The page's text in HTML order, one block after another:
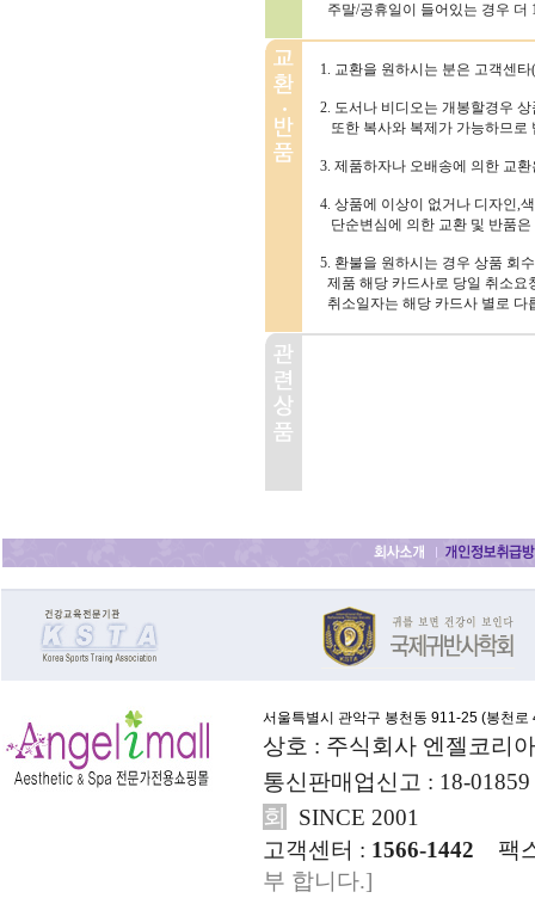
주말/공휴일이 들어있는 경우 더
1. 교환을 원하시는 분은 고객센
2. 도서나 비디오는 개봉할경우
또한 복사와 복제가 가능하므로
3. 제품하자나 오배송에 의한 교
4. 상품에 이상이 없거나 디자인,
단순변심에 의한 교환 및 반품
5. 환불을 원하시는 경우 상품 회
제품 해당 카드사로 당일 취소요
취소일자는 해당 카드사 별로 다
서울특별시 관악구 봉천동 911-25 (봉천로
상호 : 주식회사 엔젤코리
통신판매업신고 : 18-
회
SINCE 2001
고객센터 : 1566-1442
팩
부 합니다.]